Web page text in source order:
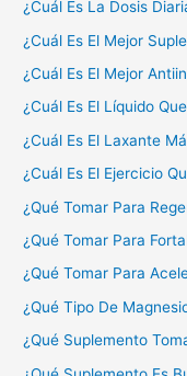
¿Cuál Es La Dosis
¿Cuál Es El Mejor
¿Cuál Es El Mejor
¿Cuál Es El Líquido
¿Cuál Es El Laxante
¿Cuál Es El Ejercicio
¿Qué Tomar Para
¿Qué Tomar Para
¿Qué Tomar Para
¿Qué Tipo De
¿Qué Suplemento